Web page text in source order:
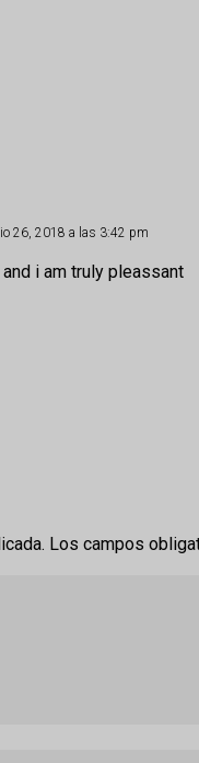
26, 2018 a las 3:42 pm
i am truly pleassant
Los campos